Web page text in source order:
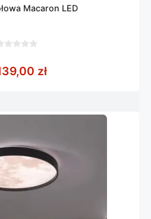
Macaron LED
zł